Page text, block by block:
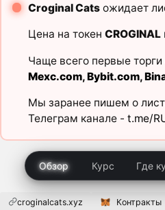
Croginal Catsожидает
Цена на токен CROGINAL
Чаще всего первые
Mexc.com,Bybit.com,
Мы заранее пишем о
Телеграм канале - t.me/
Обзор Курс Где
croginalcats.xyz Контракты